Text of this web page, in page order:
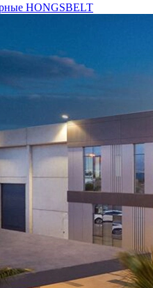
HONGSBELT